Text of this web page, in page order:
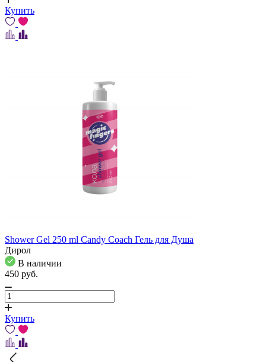
Купить
Shower Gel 250 ml Candy Coach Гель для Душа
Дирол
В наличии
450 pуб.
Купить